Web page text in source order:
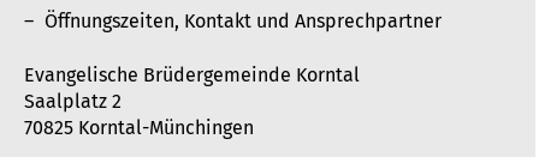
Öffnungszeiten, Kontakt und Ansprechpartner
Evangelische Brüdergemeinde Korntal
Saalplatz 2
70825 Korntal-Münchingen